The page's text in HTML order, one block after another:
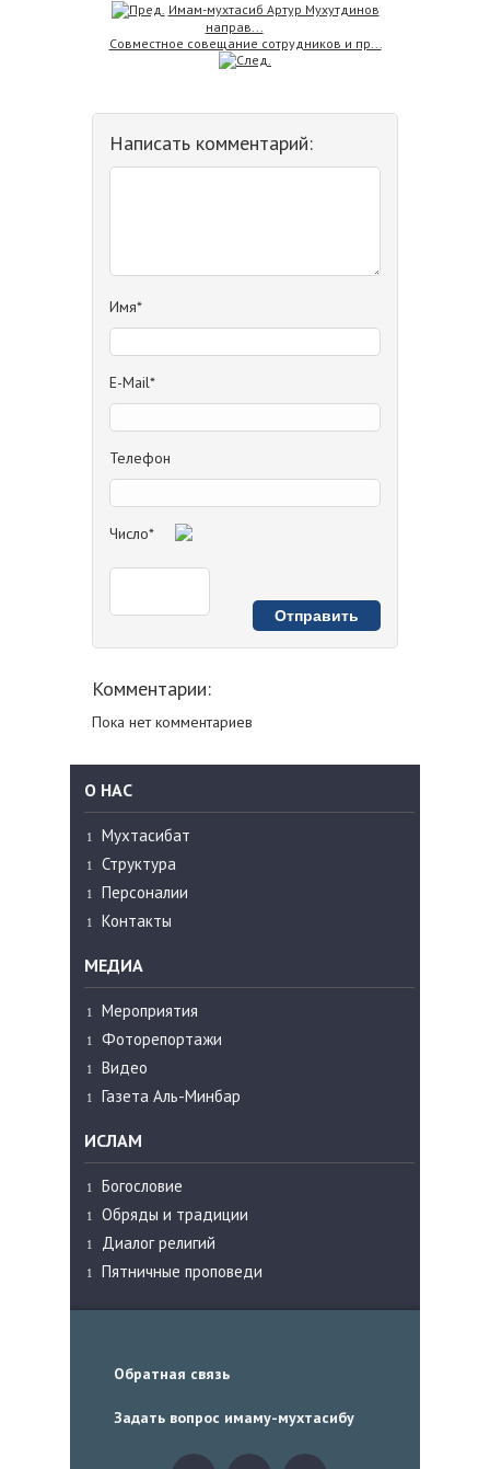
Имам-мухтасиб Артур Мухутдинов
направ...
Совместное совещание сотрудников и пр...
Написать комментарий:
Имя*
E-Mail*
Телефон
Число*
Комментарии:
Пока нет комментариев
О НАС
Мухтасибат
Структура
Персоналии
Контакты
МЕДИА
Мероприятия
Фоторепортажи
Видео
Газета Аль-Минбар
ИСЛАМ
Богословие
Обряды и традиции
Диалог религий
Пятничные проповеди
Обратная связь
Задать вопрос имаму-мухтасибу